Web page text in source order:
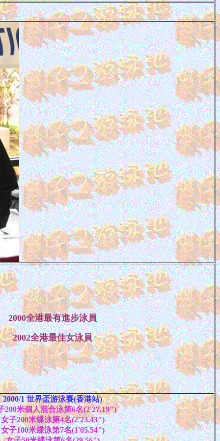
2000全港最有進步泳員
2002全港最佳女泳員
2000/1 世界盃游泳賽(香港站)
200米個人混合泳第6名(2'27.19")
女子200米蝶泳第4名(2'23.43")
女子100米蝶泳第7名(1'05.54")